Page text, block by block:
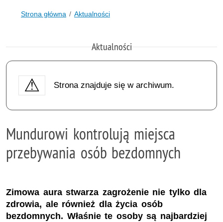
Strona główna Aktualności
Aktualności
Strona znajduje się w archiwum.
Mundurowi kontrolują miejsca
przebywania osób bezdomnych
Zimowa aura stwarza zagrożenie nie tylko dla
zdrowia, ale również dla życia osób
bezdomnych. Właśnie te osoby są najbardziej